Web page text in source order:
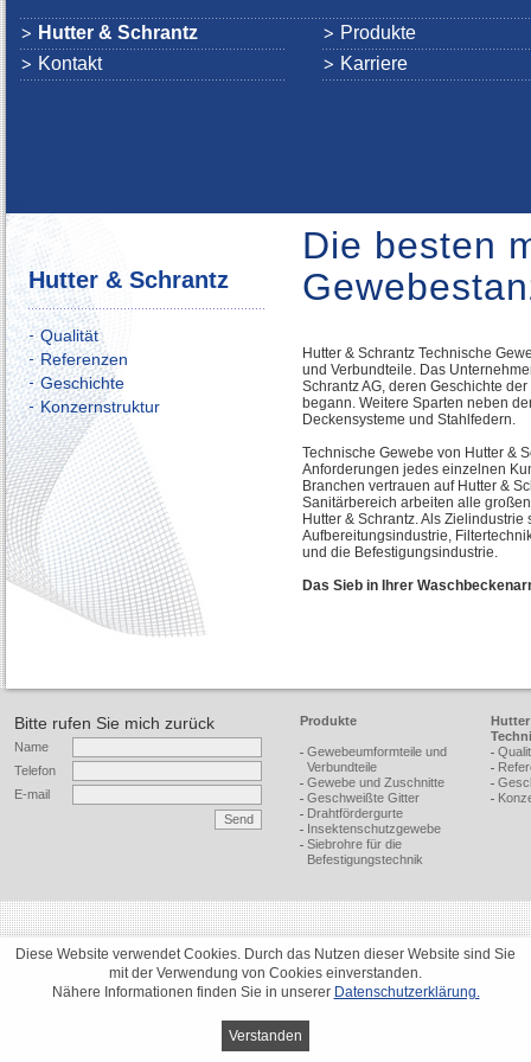
Hutter & Schrantz
Produkte
Kontakt
Karriere
Die besten
Hutter & Schrantz Technische
und Verbundteile. Das
Schrantz AG, deren Geschichte
begann. Weitere Sparten neben
Deckensysteme und Stahlfedern.
Technische Gewebe von Hutter &
Anforderungen jedes einzelnen
Branchen vertrauen auf Hutter &
Sanitärbereich arbeiten alle
Hutter & Schrantz. Als
Aufbereitungsindustrie,
und die Befestigungsindustrie.
Das Sieb in Ihrer
Hutter & Schrantz
Qualität
Referenzen
Geschichte
Konzernstruktur
Bitte rufen Sie mich zurück
Name
Telefon
E-mail
Produkte
Gewebeumformteile und
Verbundteile
Gewebe und Zuschnitte
Geschweißte Gitter
Drahtfördergurte
Insektenschutzgewebe
Siebrohre für die
Befestigungstechnik
Diese Website verwendet Cookies. Durch das Nutzen dieser Website sind Sie
mit der Verwen­dung von Cookies einver­standen.
Nähere Infor­ma­tionen finden Sie in unserer Daten­schutz­er­klä­rung.
Verstanden